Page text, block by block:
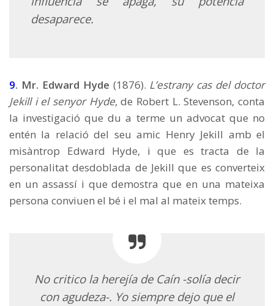
desaparece.
9. Mr. Edward Hyde (1876). L’estrany cas del doctor
Jekill i el senyor Hyde, de Robert L. Stevenson, conta
la investigació que du a terme un advocat que no
entén la relació del seu amic Henry Jekill amb el
misàntrop Edward Hyde, i que es tracta de la
personalitat desdoblada de Jekill que es converteix
en un assassí i que demostra que en una mateixa
persona conviuen el bé i el mal al mateix temps.
No critico la herejía de Caín -solía decir
con agudeza-. Yo siempre dejo que el